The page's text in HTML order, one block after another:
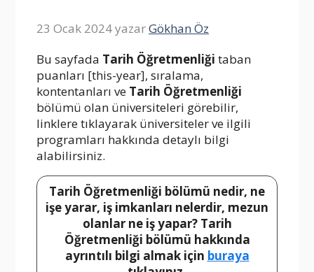
23 Ocak 2024yazarGökhan Öz
Bu sayfada Tarih Öğretmenliği taban
puanları [this-year], sıralama,
kontentanları ve Tarih Öğretmenliği
bölümü olan üniversiteleri görebilir,
linklere tıklayarak üniversiteler ve ilgili
programları hakkında detaylı bilgi
alabilirsiniz.
Tarih Öğretmenliği bölümü nedir, ne
işe yarar, iş imkanları nelerdir, mezun
olanlar ne iş yapar? Tarih
Öğretmenliği bölümü hakkında
ayrıntılı bilgi almak için buraya